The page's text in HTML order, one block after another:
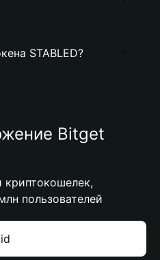
STABLED?
Bitget
пользователей